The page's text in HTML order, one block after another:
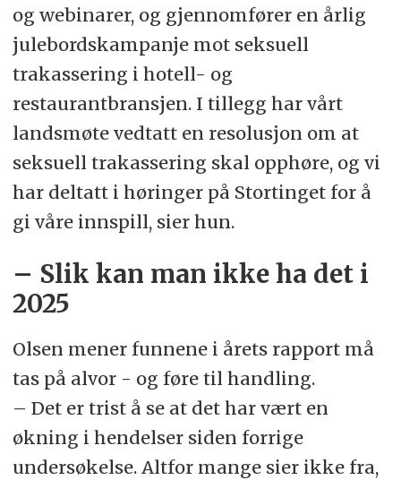
og webinarer, og gjennomfører en årlig
julebordskampanje mot seksuell
trakassering i hotell- og
restaurantbransjen. I tillegg har vårt
landsmøte vedtatt en resolusjon om at
seksuell trakassering skal opphøre, og vi
har deltatt i høringer på Stortinget for å
gi våre innspill, sier hun.
– Slik kan man ikke ha det i
2025
Olsen mener funnene i årets rapport må
tas på alvor - og føre til handling.
– Det er trist å se at det har vært en
økning i hendelser siden forrige
undersøkelse. Altfor mange sier ikke fra,